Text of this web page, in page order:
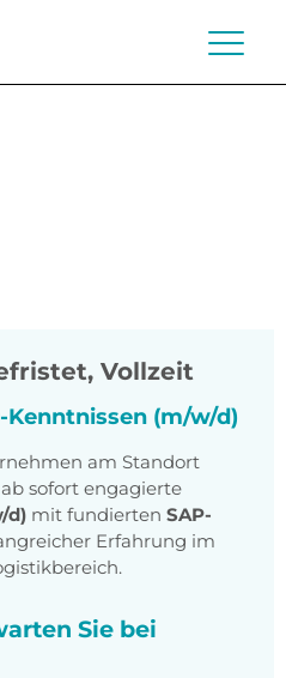
Vollzeit
(m/w/d)
am Standort
sofort engagierte
d) mit fundierten SAP-
Erfahrung im
Sie bei